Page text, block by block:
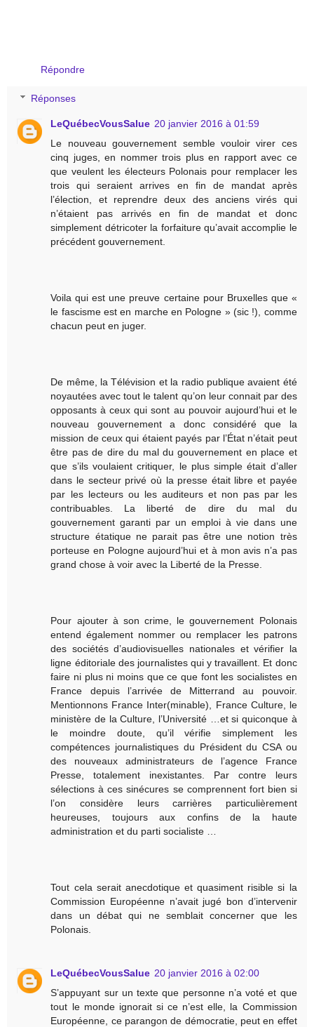
Répondre
Réponses
LeQuébecVousSalue 20 janvier 2016 à 01:59
Le nouveau gouvernement semble vouloir virer ces
cinq juges, en nommer trois plus en rapport avec ce
que veulent les électeurs Polonais pour remplacer les
trois qui seraient arrives en fin de mandat après
l’élection, et reprendre deux des anciens virés qui
n’étaient pas arrivés en fin de mandat et donc
simplement détricoter la forfaiture qu’avait accomplie le
précédent gouvernement.
Voila qui est une preuve certaine pour Bruxelles que «
le fascisme est en marche en Pologne » (sic !), comme
chacun peut en juger.
De même, la Télévision et la radio publique avaient été
noyautées avec tout le talent qu’on leur connait par des
opposants à ceux qui sont au pouvoir aujourd’hui et le
nouveau gouvernement a donc considéré que la
mission de ceux qui étaient payés par l’État n’était peut
être pas de dire du mal du gouvernement en place et
que s’ils voulaient critiquer, le plus simple était d’aller
dans le secteur privé où la presse était libre et payée
par les lecteurs ou les auditeurs et non pas par les
contribuables. La liberté de dire du mal du
gouvernement garanti par un emploi à vie dans une
structure étatique ne parait pas être une notion très
porteuse en Pologne aujourd’hui et à mon avis n’a pas
grand chose à voir avec la Liberté de la Presse.
Pour ajouter à son crime, le gouvernement Polonais
entend également nommer ou remplacer les patrons
des sociétés d’audiovisuelles nationales et vérifier la
ligne éditoriale des journalistes qui y travaillent. Et donc
faire ni plus ni moins que ce que font les socialistes en
France depuis l’arrivée de Mitterrand au pouvoir.
Mentionnons France Inter(minable), France Culture, le
ministère de la Culture, l’Université …et si quiconque à
le moindre doute, qu’il vérifie simplement les
compétences journalistiques du Président du CSA ou
des nouveaux administrateurs de l’agence France
Presse, totalement inexistantes. Par contre leurs
sélections à ces sinécures se comprennent fort bien si
l’on considère leurs carrières particulièrement
heureuses, toujours aux confins de la haute
administration et du parti socialiste …
Tout cela serait anecdotique et quasiment risible si la
Commission Européenne n’avait jugé bon d’intervenir
dans un débat qui ne semblait concerner que les
Polonais.
LeQuébecVousSalue 20 janvier 2016 à 02:00
S’appuyant sur un texte que personne n’a voté et que
tout le monde ignorait si ce n’est elle, la Commission
Européenne, ce parangon de démocratie, peut en effet